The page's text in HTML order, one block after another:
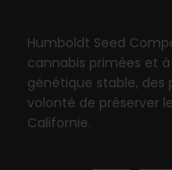
Humboldt Seed
cannabis primées et
génétique stable, des
volonté de préserver
Californie.